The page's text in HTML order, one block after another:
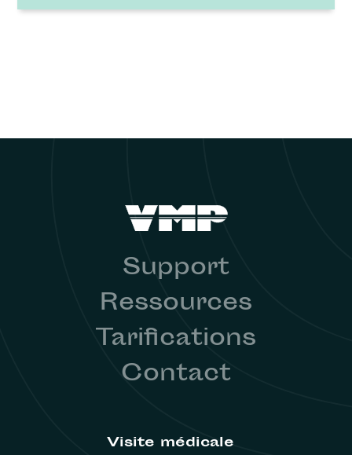
Support
Ressources
Tarifications
Contact
Visite médicale